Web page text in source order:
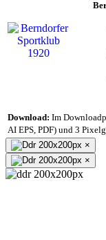
Download: Im
AI EPS, PDF) und 3
×
×